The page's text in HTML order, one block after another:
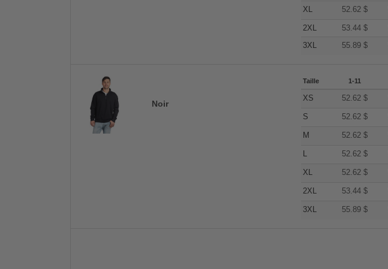
XL
52.62$
2XL 53.44$
3XL
55.89$
Noir
Taille 1-11
XS 52.62$
S 52.62$
M 52.62$
L 52.62$
XL 52.62$
2XL 53.44$
3XL 55.89$